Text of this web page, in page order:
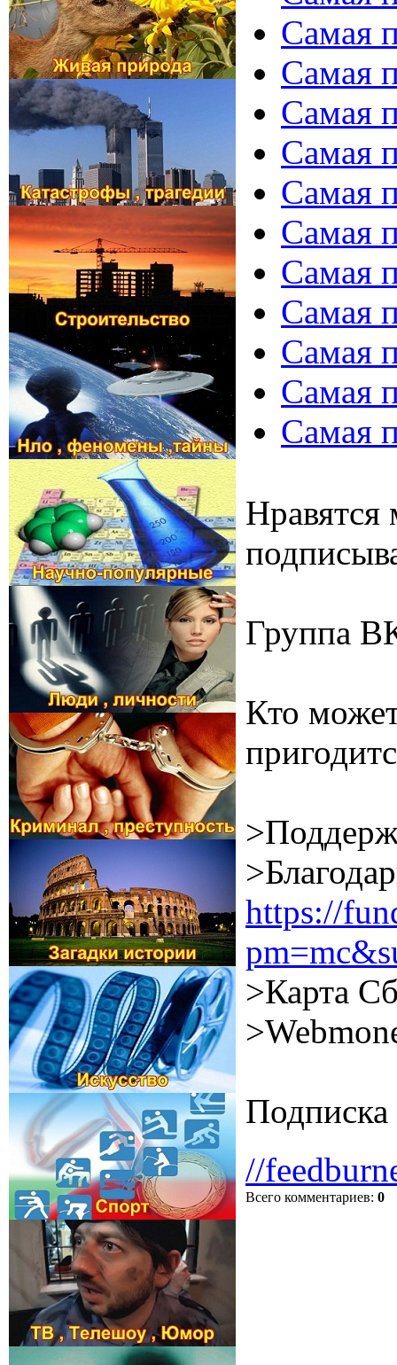
Самая
Самая
Самая
Самая
Самая
Самая
Самая
Самая
Самая
Самая
Самая
Группа
Кто
https://
>Карта
Подписка
//
Всего комментариев: 0